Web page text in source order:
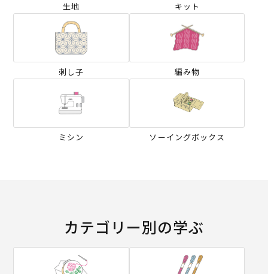
生地 キット
刺し子 編み物
ミシン ソーイングボックス
カテゴリー別の学ぶ